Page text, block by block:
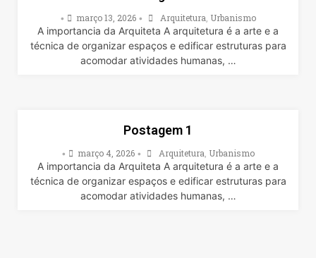
• março 13, 2026 • Arquitetura Urbanismo
A importancia da Arquiteta A arquitetura é a arte e a
técnica de organizar espaços e edificar estruturas para
acomodar atividades humanas, …
Postagem 1
• março 4, 2026 • Arquitetura Urbanismo
A importancia da Arquiteta A arquitetura é a arte e a
técnica de organizar espaços e edificar estruturas para
acomodar atividades humanas, …